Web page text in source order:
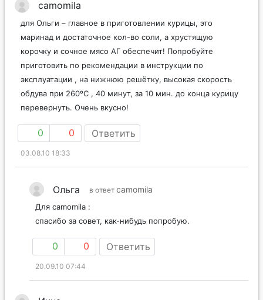
camomila
для Ольги – главное в приготовлении курицы, это
маринад и достаточное кол-во соли, а хрустящую
корочку и сочное мясо АГ обеспечит! Попробуйте
приготовить по рекомендации в инструкции по
эксплуатации , на нижнюю решётку, высокая скорость
обдува при 260ºC , 40 минут, за 10 мин. до конца курицу
перевернуть. Очень вкусно!
0 0 Ответить
03.08.10 18:33
Ольга в ответ camomila
Для camomila :
спасибо за совет, как-нибудь попробую.
0 0 Ответить
20.09.10 07:44